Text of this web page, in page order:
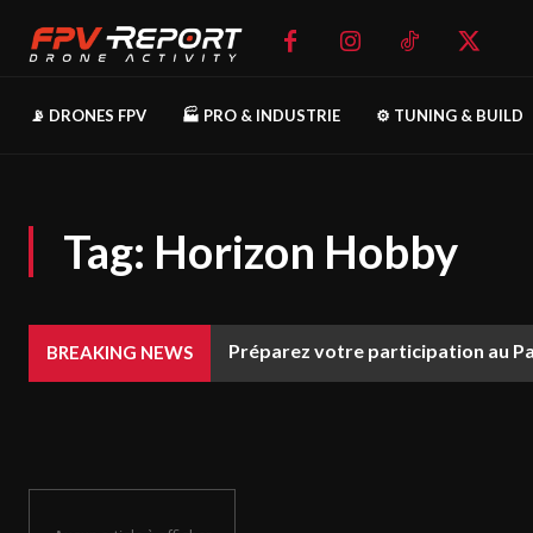
📡 DRONES FPV 🏭 PRO & INDUSTRIE ⚙️ TUNING & BUILD
Tag: Horizon Hobby
BREAKING NEWS Préparez votre participation au